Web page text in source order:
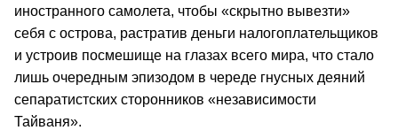
иностранного самолета, чтобы «скрытно вывезти»
себя с острова, растратив деньги налогоплательщиков
и устроив посмешище на глазах всего мира, что стало
лишь очередным эпизодом в череде гнусных деяний
сепаратистских сторонников «независимости
Тайваня».